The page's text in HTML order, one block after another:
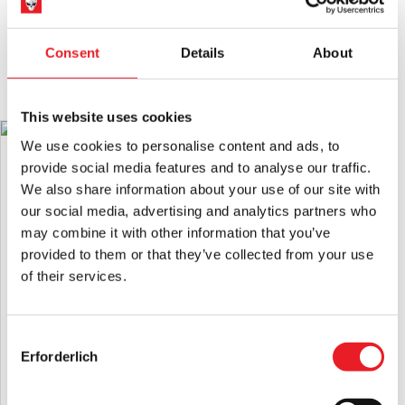
Consent Details About
This website uses cookies
We use cookies to personalise content and ads, to
provide social media features and to analyse our traffic.
We also share information about your use of our site with
our social media, advertising and analytics partners who
may combine it with other information that you’ve
provided to them or that they’ve collected from your use
of their services.
Selection
Erforderlich
Halloween-Requisiten jederzeit beaufsichtigt werden.
Installation:Alle Requisiten müssen auf einer ebenen Fläche
verwendet werden.
Extra große RequisitenBitte befestigen Sie es mit den
ab.
Für die überdachte Veranda oder für den Innenbereich.Bei
Verwendung im Freien vor Witterungseinflüssen schützen und
nicht über einen längeren Zeitraum im Freien stehen lassen.
Netzteile:Verwenden Sie nur den mitgelieferten UK-
Netzadapter, da falsche Netzadapter Schäden verursachen
kommerziellen Gebrauch geeignet, d. h. sie sollten nicht über
längere Zeiträume, z. B. tagelang, betrieben werden. Sie sind
DAS KÖNNTE IHNEN AUCH
GEFALLEN
Aufblasbarer 8-Fuß-Riesenbaum
"Halloween Town
99.95
IN DEN WARENKORB LEGEN
PRODUKT ANSEHEN